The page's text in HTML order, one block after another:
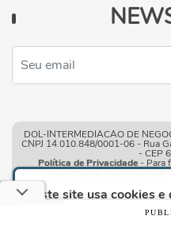
Este site usa cookies
acordo com os nossos
e, ao
DOL-INTERMEDIACAO DE
CNPJ 14.010.848/0001-06 - Rua
- CEP
Política de Privacidade - Para
encarregado de proteção